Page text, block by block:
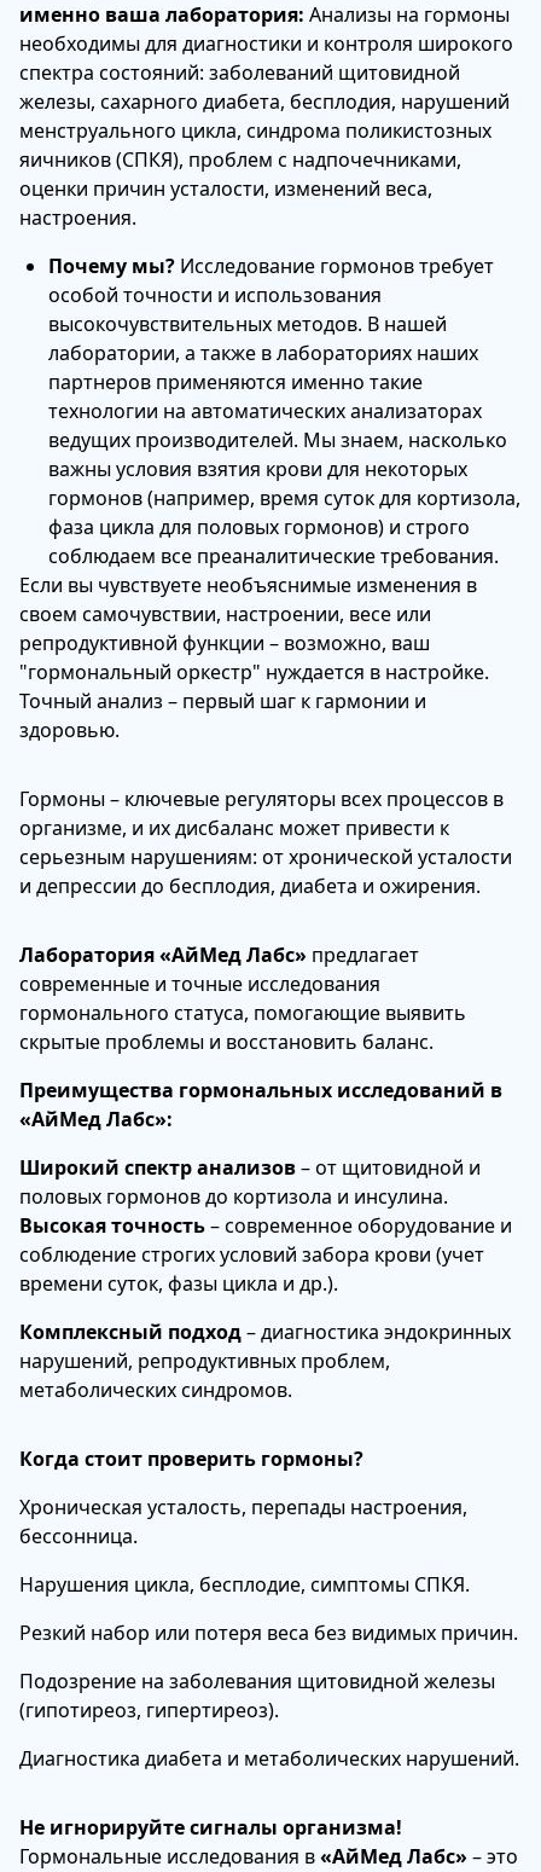
именно ваша лаборатория: Анализы на гормоны
необходимы для диагностики и контроля широкого
спектра состояний: заболеваний щитовидной
железы, сахарного диабета, бесплодия, нарушений
менструального цикла, синдрома поликистозных
яичников (СПКЯ), проблем с надпочечниками,
оценки причин усталости, изменений веса,
настроения.
Почему мы? Исследование гормонов требует
особой точности и использования
высокочувствительных методов. В нашей
лаборатории, а также в лабораториях наших
партнеров применяются именно такие
технологии на автоматических анализаторах
ведущих производителей. Мы знаем, насколько
важны условия взятия крови для некоторых
гормонов (например, время суток для кортизола,
фаза цикла для половых гормонов) и строго
соблюдаем все преаналитические требования.
Если вы чувствуете необъяснимые изменения в
своем самочувствии, настроении, весе или
репродуктивной функции – возможно, ваш
"гормональный оркестр" нуждается в настройке.
Точный анализ – первый шаг к гармонии и
здоровью.
Гормоны – ключевые регуляторы всех процессов в
организме, и их дисбаланс может привести к
серьезным нарушениям: от хронической усталости
и депрессии до бесплодия, диабета и ожирения.
Лаборатория «АйМед Лабс» предлагает
современные и точные исследования
гормонального статуса, помогающие выявить
скрытые проблемы и восстановить баланс.
Преимущества гормональных исследований в
«АйМед Лабс»:
Широкий спектр анализов– от щитовидной и
половых гормонов до кортизола и инсулина.
Высокая точность– современное оборудование и
соблюдение строгих условий забора крови (учет
времени суток, фазы цикла и др.).
Комплексный подход– диагностика эндокринных
нарушений, репродуктивных проблем,
метаболических синдромов.
Когда стоит проверить гормоны?
Хроническая усталость, перепады настроения,
бессонница.
Нарушения цикла, бесплодие, симптомы СПКЯ.
Резкий набор или потеря веса без видимых причин.
Подозрение на заболевания щитовидной железы
(гипотиреоз, гипертиреоз).
Диагностика диабета и метаболических нарушений.
Не игнорируйте сигналы организма!
Гормональные исследования в«АйМед Лабс»– это